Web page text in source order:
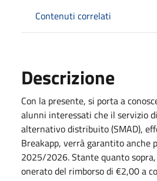
Contenuti correlati
Descrizione
Con la presente, si porta a
alunni interessati che il servizio
alternativo distribuito (SMAD),
Breakapp, verrà garantito anche
2025/2026. Stante quanto
onerato del rimborso di €2,00 a